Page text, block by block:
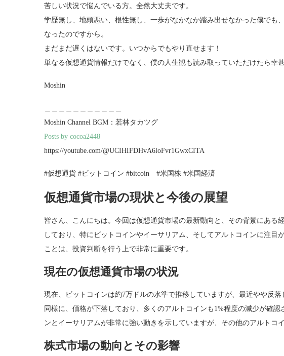
苦しい状況で悩んでいる方。全然大丈夫です。
学歴無し、地頭悪い、根性無し、一歩がなかなか踏み出せなかった僕でも
なったのですから。
まだまだ遅くはないです。いつからでもやり直せます！
単なる仮想通貨情報だけでなく、僕の人生観も読み取っていただけたら幸甚
Moshin
Moshin Channel BGM：若林タカツグ
Posts by cocoa2448
https://youtube.com/@UCIHIFDHvA6loFvr1GwxCITA
#仮想通貨 #ビットコイン #bitcoin #米国株 #米国経済
仮想通貨市場の現状と今後の展望
皆さん、こんにちは。今回は仮想通貨市場の最新動向と、その背景にある
しており、特にビットコインやイーサリアム、そしてアルトコインに注目
ことは、投資判断を行う上で非常に重要です。
現在の仮想通貨市場の状況
現在、ビットコインは約7万ドルの水準で推移していますが、最近やや反
同様に、価格が下落しており、多くのアルトコインも1%程度の減少が確
ンとイーサリアムが非常に強い動きを示していますが、その他のアルトコ
株式市場の動向とその影響